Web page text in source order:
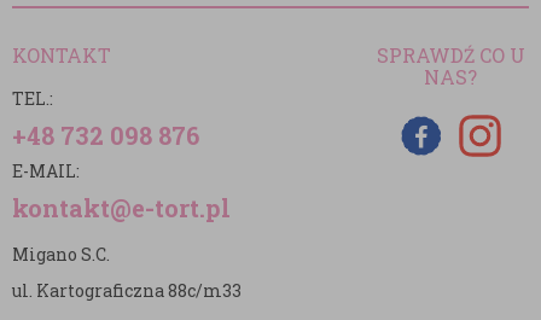
KONTAKT
TEL.:
+48 732 098 876
E-MAIL:
kontakt@e-tort.pl
Migano S.C.
ul. Kartograficzna 88c/m33
SPRAWDŹ CO U
NAS?